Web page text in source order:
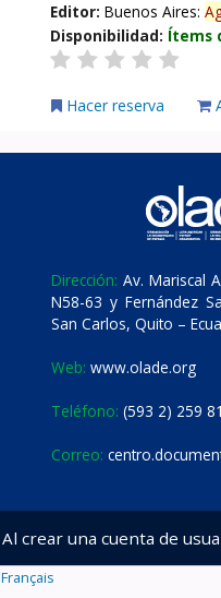
Editor:Buenos Aires:
Disponibilidad: Ítems
Hacer reserva
Dirección: Av. Mariscal
N58-63 y Fernández
San Carlos, Quito –
Web: www.olade.org
Teléfono: (593 2) 259
Correo:
Al crear una cuenta de
Français